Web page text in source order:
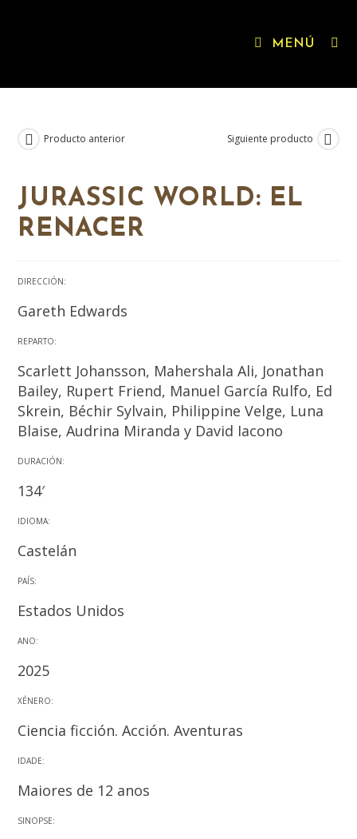
MENÚ
Producto anterior Siguiente producto
JURASSIC WORLD: EL
RENACER
DIRECCIÓN:
Gareth Edwards
REPARTO:
Scarlett Johansson, Mahershala Ali, Jonathan
Bailey, Rupert Friend, Manuel García Rulfo, Ed
Skrein, Béchir Sylvain, Philippine Velge, Luna
Blaise, Audrina Miranda y David Iacono
DURACIÓN:
134′
IDIOMA:
Castelán
PAÍS:
Estados Unidos
ANO:
2025
XÉNERO:
Ciencia ficción. Acción. Aventuras
IDADE:
Maiores de 12 anos
SINOPSE: